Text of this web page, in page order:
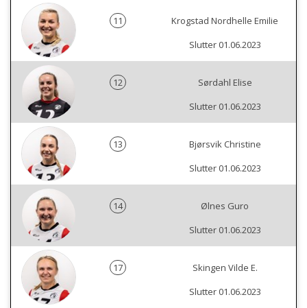
11
Krogstad Nordhelle Emilie
Slutter 01.06.2023
12
Sørdahl Elise
Slutter 01.06.2023
13
Bjørsvik Christine
Slutter 01.06.2023
14
Ølnes Guro
Slutter 01.06.2023
17
Skingen Vilde E.
Slutter 01.06.2023